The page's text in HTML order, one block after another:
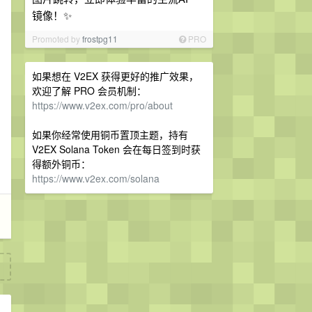
镜像！✨
Promoted byfrostpg11 PRO
如果想在 V2EX 获得更好的推广效果，
欢迎了解 PRO 会员机制：
https://www.v2ex.com/pro/about
如果你经常使用铜币置顶主题，持有
V2EX Solana Token 会在每日签到时获
得额外铜币：
https://www.v2ex.com/solana